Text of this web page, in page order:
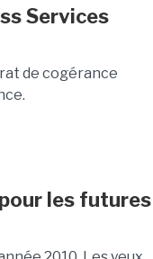
Services
de cogérance
les futures